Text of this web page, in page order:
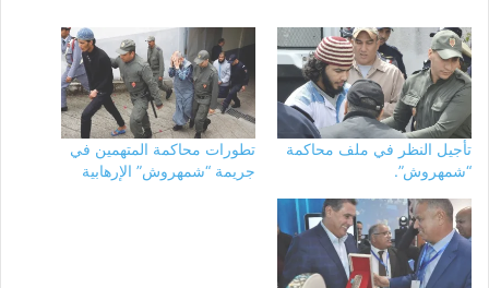
تأجيل النظر في ملف محاكمة
“شمهروش”.
تطورات محاكمة المتهمين في
جريمة “شمهروش” الإرهابية